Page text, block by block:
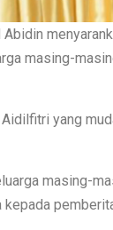
masing-
yang
masing-
kepada